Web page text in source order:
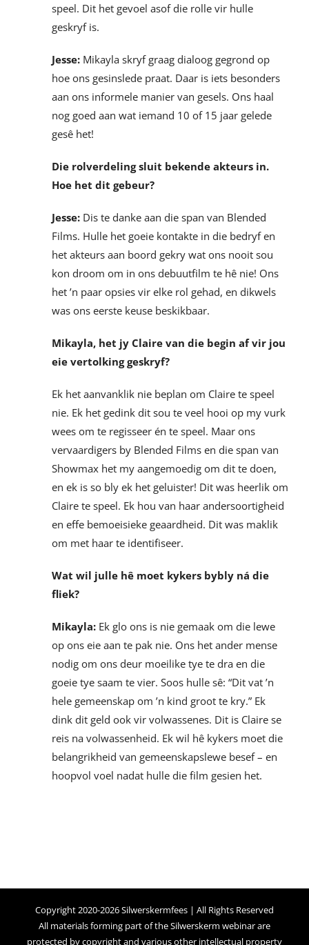
speel. Dit het gevoel asof die rolle vir hulle
geskryf is.
Jesse:Mikayla skryf graag dialoog gegrond op
hoe ons gesinslede praat. Daar is iets besonders
aan ons informele manier van gesels. Ons haal
nog goed aan wat iemand 10 of 15 jaar gelede
gesê het!
Die rolverdeling sluit bekende akteurs in.
Hoe het dit gebeur?
Jesse:Dis te danke aan die span van Blended
Films. Hulle het goeie kontakte in die bedryf en
het akteurs aan boord gekry wat ons nooit sou
kon droom om in ons debuutfilm te hê nie! Ons
het ’n paar opsies vir elke rol gehad, en dikwels
was ons eerste keuse beskikbaar.
Mikayla, het jy Claire van die begin af vir jou
eie vertolking geskryf?
Ek het aanvanklik nie beplan om Claire te speel
nie. Ek het gedink dit sou te veel hooi op my vurk
wees om te regisseer én te speel. Maar ons
vervaardigers by Blended Films en die span van
Showmax het my aangemoedig om dit te doen,
en ek is so bly ek het geluister! Dit was heerlik om
Claire te speel. Ek hou van haar andersoortigheid
en effe bemoeisieke geaardheid. Dit was maklik
om met haar te identifiseer.
Wat wil julle hê moet kykers bybly ná die
fliek?
Mikayla:Ek glo ons is nie gemaak om die lewe
op ons eie aan te pak nie. Ons het ander mense
nodig om ons deur moeilike tye te dra en die
goeie tye saam te vier. Soos hulle sê: “Dit vat ’n
hele gemeenskap om ’n kind groot te kry.” Ek
dink dit geld ook vir volwassenes. Dit is Claire se
reis na volwassenheid. Ek wil hê kykers moet die
belangrikheid van gemeenskapslewe besef – en
hoopvol voel nadat hulle die film gesien het.
Copyright 2020-2026 Silwerskermfees | All Rights Reserved
All materials forming part of the Silwerskerm webinar are
protected by copyright and various other intellectual property